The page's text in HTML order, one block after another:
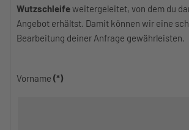
Wutzschleifeweitergeleitet, von dem du
Angebot erhältst. Damit können wir eine
Bearbeitung deiner Anfrage gewährleisten.
Vorname (*)